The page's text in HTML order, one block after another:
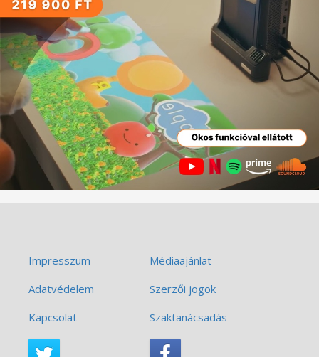
Impresszum
Médiaajánlat
Adatvédelem
Szerzői jogok
Kapcsolat
Szaktanácsadás